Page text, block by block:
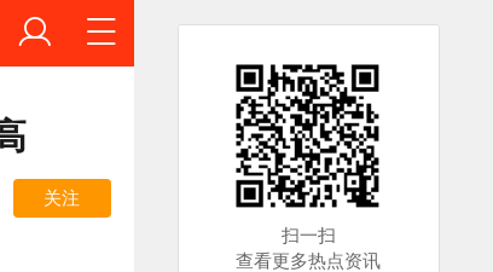
关注
扫一扫
查看更多热点资讯